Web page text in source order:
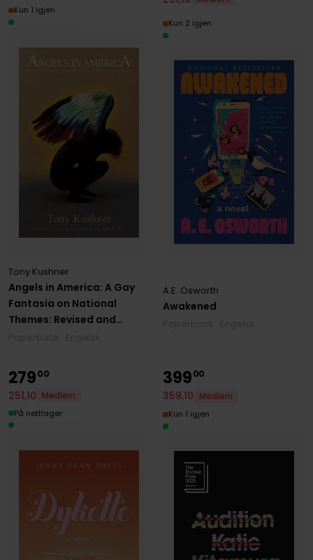
Angels in America: A Gay
Fantasia on National
Themes: Revised and
Tony Kushner
Kun 1 igjen
Awakened
A.E. Osworth
Kun 2 igjen
27900
251,10
Medlem
På nettlager
39900
359,10
Medlem
Kun 1 igjen